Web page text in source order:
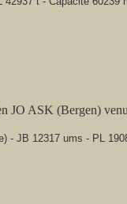
JO ASK (Bergen)
- JB 12317 ums - PL